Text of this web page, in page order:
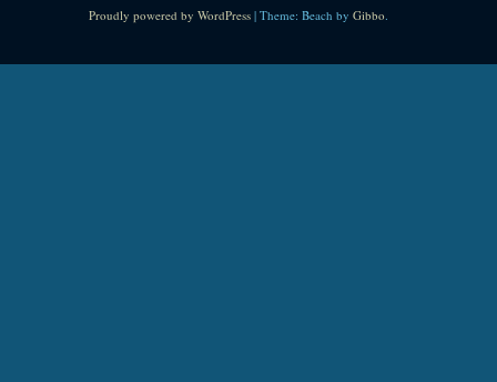
Proudly powered by WordPress | Theme: Beach by Gibbo.